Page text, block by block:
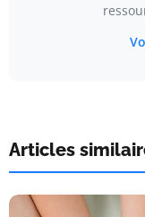
Articles